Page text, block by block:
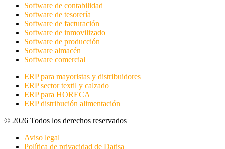
Software de contabilidad
Software de tesorería
Software de facturación
Software de inmovilizado
Software de producción
Software almacén
Software comercial
ERP para mayoristas y distribuidores
ERP sector textil y calzado
ERP para HORECA
ERP distribución alimentación
© 2026 Todos los derechos reservados
Aviso legal
Política de privacidad de Datisa